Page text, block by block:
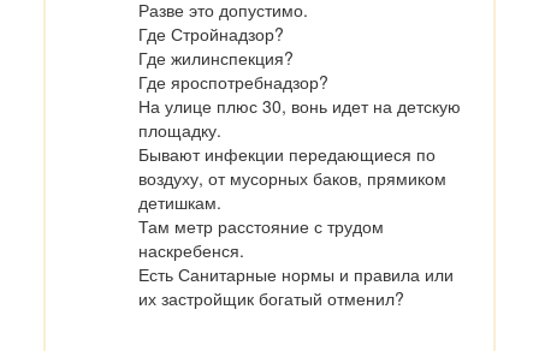
Разве это допустимо.
Где Стройнадзор?
Где жилинспекция?
Где яроспотребнадзор?
На улице плюс 30, вонь идет на детскую
площадку.
Бывают инфекции передающиеся по
воздуху, от мусорных баков, прямиком
детишкам.
Там метр расстояние с трудом
наскребенся.
Есть Санитарные нормы и правила или
их застройщик богатый отменил?